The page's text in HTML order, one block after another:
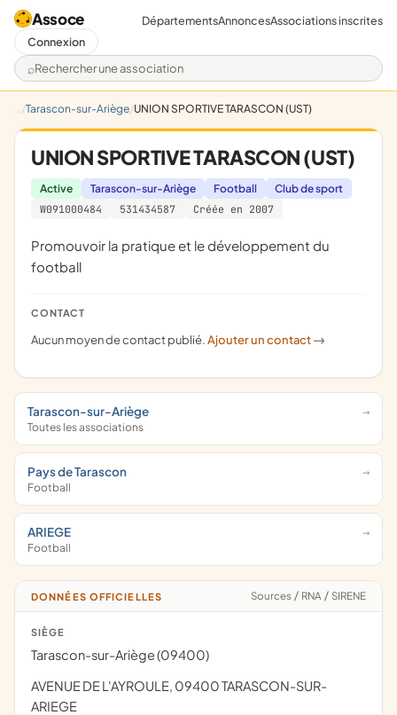
Assoce
Rechercher une association
DépartementsAnnoncesAssociations inscrites
Connexion
Tarascon-sur-Ariège UNION SPORTIVE TARASCON (UST)
UNION SPORTIVE TARASCON (UST)
Active Tarascon-sur-Ariège Football
Club de sport
W091000484
531434587 Créée en 2007
promouvoir la pratique et le développement du
football
CONTACT
Aucun moyen de contact publié.Ajouter un contact ->
Tarascon-sur-Ariège
Toutes les associations
Pays de Tarascon
Football
ARIEGE
Football
DONNÉES OFFICIELLES Sources / RNA / SIRENE
SIÈGE
Tarascon-sur-Ariège (09400)
AVENUE DE L'AYROULE, 09400 TARASCON-SUR-
ARIEGE